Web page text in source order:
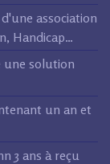
association
Handicap…
une solution
un an et
3 ans à reçu